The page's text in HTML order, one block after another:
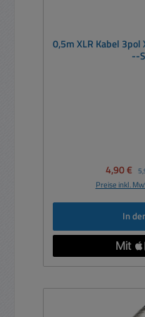
0,5m XLR Kabel 3pol
--
4,90 €
Preise inkl.
In